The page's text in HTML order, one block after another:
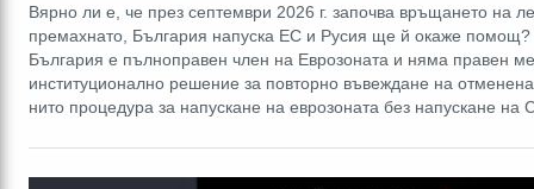
Вярно ли е, че през септември 2026 г. започва връщането на
премахнато, България напуска ЕС и Русия ще й окаже
България е пълноправен член на Еврозоната и няма правен
институционално решение за повторно въвеждане на
нито процедура за напускане на еврозоната без напускане